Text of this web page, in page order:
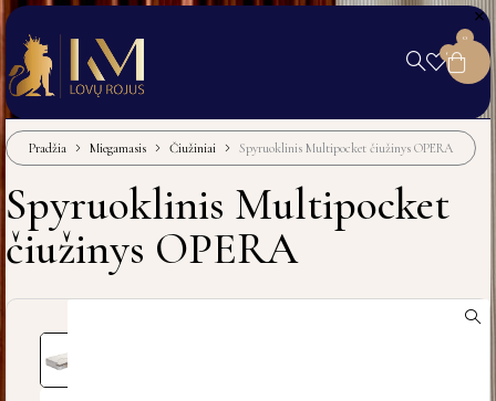
0
0
Pradžia Miegamasis Čiužiniai Spyruoklinis Multipocket čiužinys OPERA
Spyruoklinis Multipocket
čiužinys OPERA